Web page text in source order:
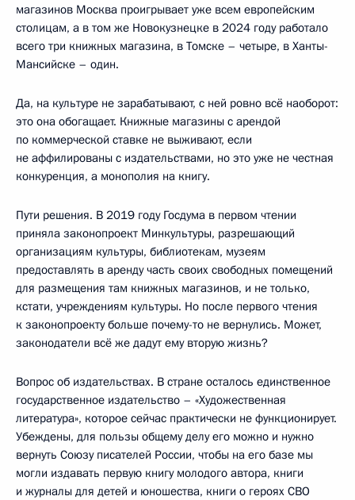
магазинов Москва проигрывает уже всем европейским
столицам, а в том же Новокузнецке в 2024 году работало
всего три книжных магазина, в Томске – четыре, в Ханты-
Мансийске – один.
Да, на культуре не зарабатывают, с ней ровно всё наоборот:
это она обогащает. Книжные магазины с арендой
по коммерческой ставке не выживают, если
не аффилированы с издательствами, но это уже не честная
конкуренция, а монополия на книгу.
Пути решения. В 2019 году Госдума в первом чтении
приняла законопроект Минкультуры, разрешающий
организациям культуры, библиотекам, музеям
предоставлять в аренду часть своих свободных помещений
для размещения там книжных магазинов, и не только,
кстати, учреждениям культуры. Но после первого чтения
к законопроекту больше почему-то не вернулись. Может,
законодатели всё же дадут ему вторую жизнь?
Вопрос об издательствах. В стране осталось единственное
государственное издательство – «Художественная
литература», которое сейчас практически не функционирует.
Убеждены, для пользы общему делу его можно и нужно
вернуть Союзу писателей России, чтобы на его базе мы
могли издавать первую книгу молодого автора, книги
и журналы для детей и юношества, книги о героях СВО